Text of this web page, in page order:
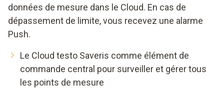
données de mesure dans le Cloud. En cas de
dépassement de limite, vous recevez une alarme
Push.
Le Cloud testo Saveris comme élément de
commande central pour surveiller et gérer tous
les points de mesure